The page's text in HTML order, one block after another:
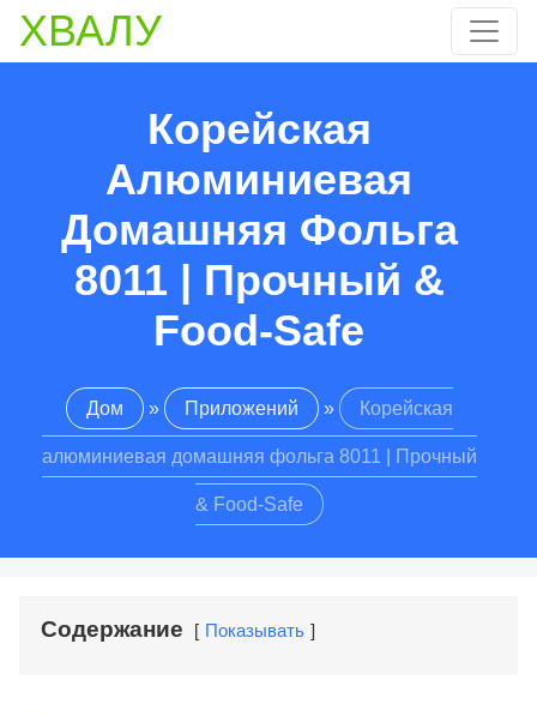
ХВАЛУ
Корейская
Алюминиевая
Домашняя Фольга
8011 | Прочный &
Food-Safe
Дом » Приложений » Корейская
алюминиевая домашняя фольга 8011 | Прочный
& Food-Safe
Содержание Показывать